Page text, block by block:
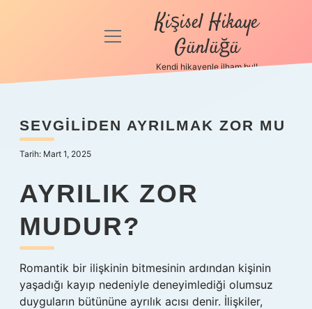
Anasayfa
Politikası
Yasal Uyarı
Hakkımızda
menüyü
Kişisel Hikaye
Günlüğü
Kendi hikayenle ilham bul!
SEVGILIDEN AYRILMAK ZOR MU
Tarih: Mart 1, 2025
AYRILIK ZOR
MUDUR?
Romantik bir ilişkinin bitmesinin ardından kişinin
yaşadığı kayıp nedeniyle deneyimlediği olumsuz
duyguların bütününe ayrılık acısı denir. İlişkiler,